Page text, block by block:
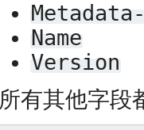
Name
Version
所有其他字段